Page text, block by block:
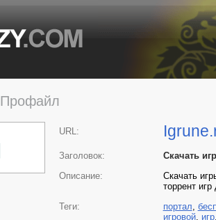
Профайл
URL:
Заголовок:
Cкачать
Описание:
Скачать
торрент
Теги:
портал,
игровой, игр